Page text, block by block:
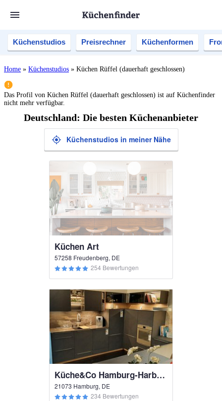
Küchenstudios Preisrechner Küchenformen
Home » Küchenstudios » Küchen Rüffel (dauerhaft geschlossen)
Das Profil von Küchen Rüffel (dauerhaft geschlossen) ist auf Küchenfinder
nicht mehr verfügbar.
Deutschland: Die besten Küchenanbieter
Küchenstudios in meiner Nähe
Küchen Art
57258 Freudenberg, DE
254 Bewertungen
Küche&Co Hamburg-Harburg
21073 Hamburg, DE
234 Bewertungen